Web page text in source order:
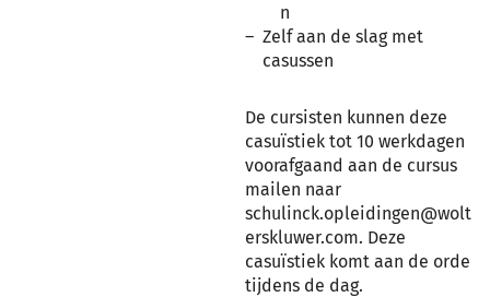
n
Zelf aan de slag met
casussen
De cursisten kunnen deze
casuïstiek tot 10 werkdagen
voorafgaand aan de cursus
mailen naar
schulinck.opleidingen@wolt
erskluwer.com. Deze
casuïstiek komt aan de orde
tijdens de dag.